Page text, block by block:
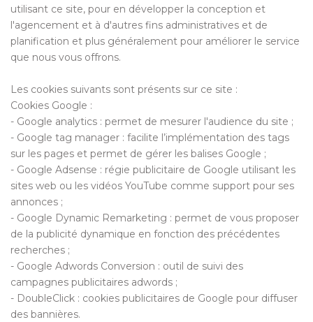
utilisant ce site, pour en développer la conception et
l'agencement et à d'autres fins administratives et de
planification et plus généralement pour améliorer le service
que nous vous offrons.
Les cookies suivants sont présents sur ce site :
Cookies Google :
- Google analytics : permet de mesurer l'audience du site ;
- Google tag manager : facilite l’implémentation des tags
sur les pages et permet de gérer les balises Google ;
- Google Adsense : régie publicitaire de Google utilisant les
sites web ou les vidéos YouTube comme support pour ses
annonces ;
- Google Dynamic Remarketing : permet de vous proposer
de la publicité dynamique en fonction des précédentes
recherches ;
- Google Adwords Conversion : outil de suivi des
campagnes publicitaires adwords ;
- DoubleClick : cookies publicitaires de Google pour diffuser
des bannières.